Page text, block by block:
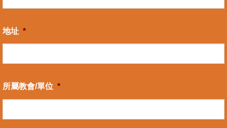
地址 *
所屬教會/單位 *